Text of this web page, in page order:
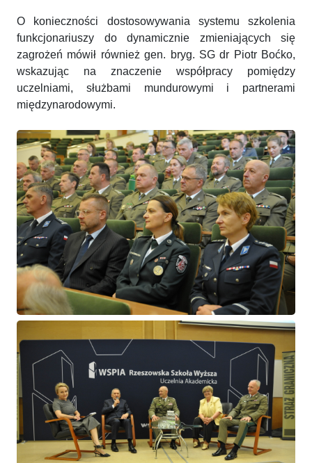
O konieczności dostosowywania systemu szkolenia
funkcjonariuszy do dynamicznie zmieniających się
zagrożeń mówił również gen. bryg. SG dr Piotr Boćko,
wskazując na znaczenie współpracy pomiędzy
uczelniami, służbami mundurowymi i partnerami
międzynarodowymi.